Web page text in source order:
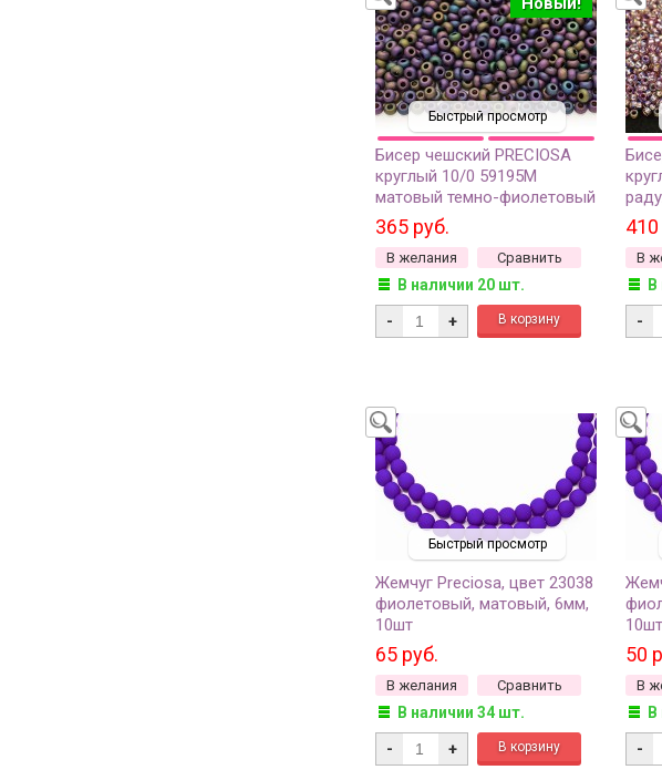
Быстрый просмотр
Бисер чешский PRECIOSA
круглый 10/0 59195М
матовый темно-фиолетовый
непрозрачный ирис, 1 сорт,
50г
365 руб.
В желания Сравнить
В наличии 20 шт.
- +
410
В
В
-
Быстрый просмотр
Жемчуг Preciosa, цвет 23038
фиолетовый, матовый, 6мм,
10шт
65 руб.
В желания Сравнить
В наличии 34 шт.
- +
10шт
50
В
В
-